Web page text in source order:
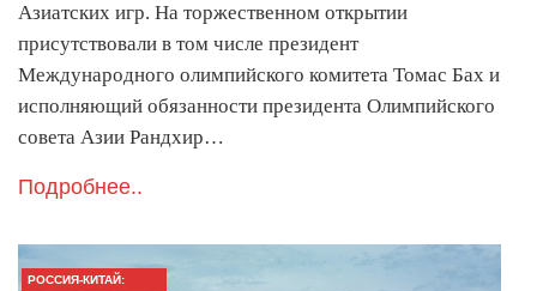
Азиатских игр. На торжественном открытии
присутствовали в том числе президент
Международного олимпийского комитета Томас Бах и
исполняющий обязанности президента Олимпийского
совета Азии Рандхир…
Подробнее..
РОССИЯ-КИТАЙ: